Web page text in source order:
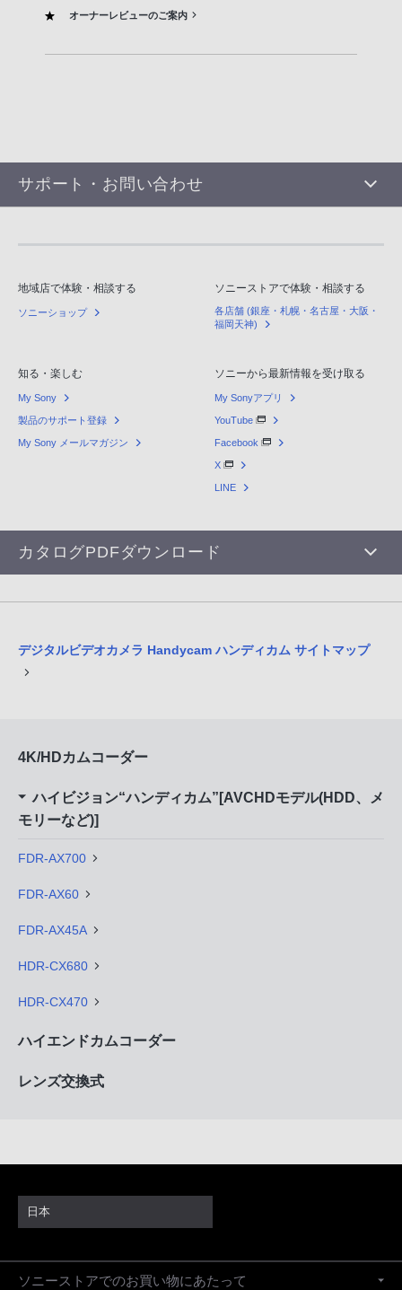
オーナーレビューのご案内
サポート・お問い合わせ
地域店で体験・相談する
ソニーショップ
ソニーストアで体験・相談する
各店舗 (銀座・札幌・名古屋・大阪・
福岡天神)
知る・楽しむ
My Sony
製品のサポート登録
My Sony メールマガジン
ソニーから最新情報を受け取る
My Sonyアプリ
YouTube
Facebook
X
LINE
カタログPDFダウンロード
デジタルビデオカメラ Handycam ハンディカム サイトマップ
4K/HDカムコーダー
ハイビジョン“ハンディカム”[AVCHDモデル(HDD、メ
モリーなど)]
FDR-AX700
FDR-AX60
FDR-AX45A
HDR-CX680
HDR-CX470
ハイエンドカムコーダー
レンズ交換式
日本
ソニーストアでのお買い物にあたって